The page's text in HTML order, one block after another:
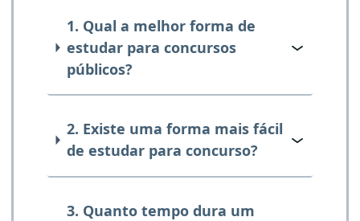
1. Qual a melhor forma de
estudar para concursos
públicos?
2. Existe uma forma mais fácil
de estudar para concurso?
3. Quanto tempo dura um